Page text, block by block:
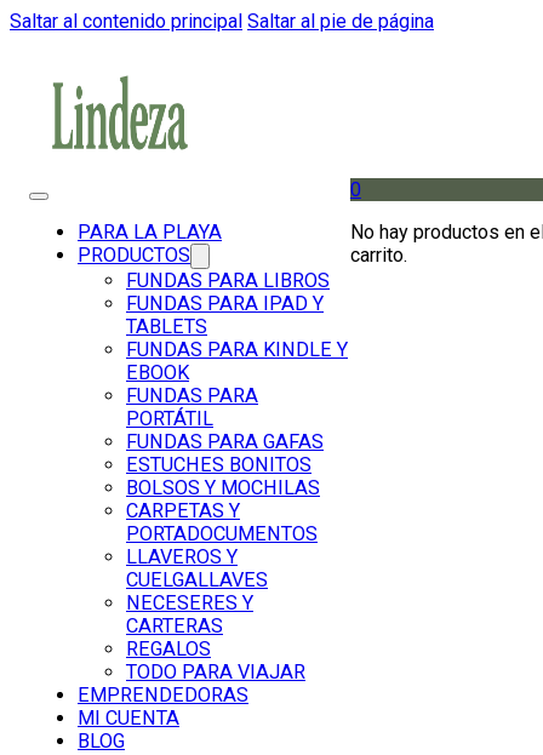
Saltar al contenido principal Saltar al pie de página
PARA LA PLAYA
PRODUCTOS
FUNDAS PARA LIBROS
FUNDAS PARA IPAD Y
TABLETS
FUNDAS PARA KINDLE Y
EBOOK
FUNDAS PARA
PORTÁTIL
FUNDAS PARA GAFAS
ESTUCHES BONITOS
BOLSOS Y MOCHILAS
CARPETAS Y
PORTADOCUMENTOS
LLAVEROS Y
CUELGALLAVES
NECESERES Y
CARTERAS
REGALOS
TODO PARA VIAJAR
EMPRENDEDORAS
MI CUENTA
BLOG
0
No hay productos en
carrito.